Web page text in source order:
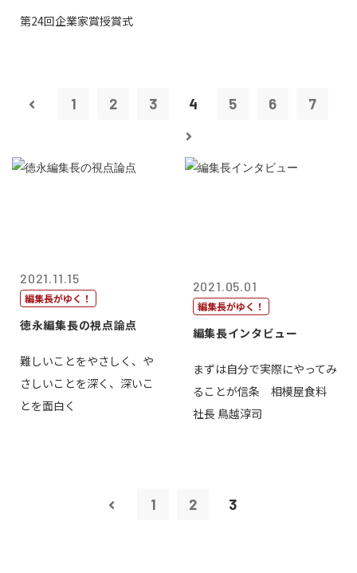
第24回企業家賞授賞式
1 2 3 4 5 6 7
2021.11.15
編集長がゆく！
徳永編集長の視点論点
難しいことをやさしく、や
さしいことを深く、深いこ
とを面白く
2021.05.01
編集長がゆく！
編集長インタビュー
まずは自分で実際にやってみ
ることが信条 相模屋食料
社長 鳥越淳司
1 2 3